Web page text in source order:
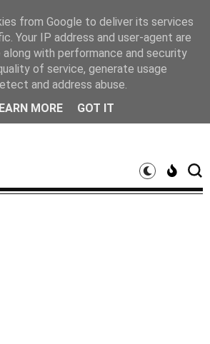
from Google to deliver its services
Your IP address and user-agent are
along with performance and security
of service, generate usage
and address abuse.
MORE
GOT IT